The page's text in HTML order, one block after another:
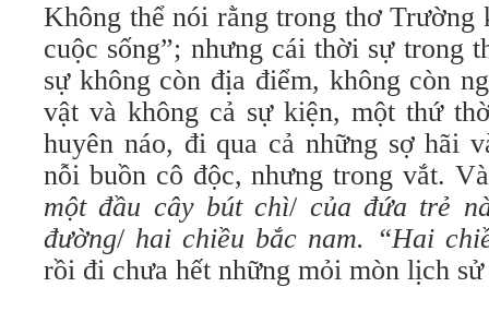
Không thể nói rằng trong thơ Trường
cuộc sống”; nhưng cái thời sự trong
sự không còn địa điểm, không còn
vật và không cả sự kiện, một thứ
huyên náo, đi qua cả những sợ hãi
nỗi buồn cô độc, nhưng trong vắt.
một đầu cây bút chì/ của đứa trẻ
đường/ hai chiều bắc nam. “Hai
rồi đi chưa hết những mỏi mòn lịch